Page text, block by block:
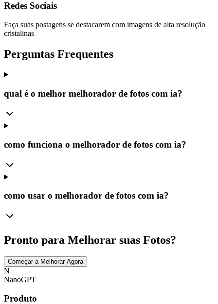
Redes Sociais
Faça suas postagens se destacarem com imagens de alta resolução
cristalinas
Perguntas Frequentes
qual é o melhor melhorador de fotos com ia?
como funciona o melhorador de fotos com ia?
como usar o melhorador de fotos com ia?
Pronto para Melhorar suas Fotos?
Começar a Melhorar Agora
N
NanoGPT
Produto